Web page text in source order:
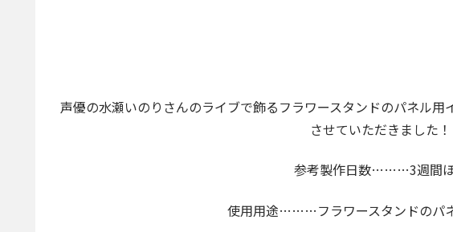
声優の水瀬いのりさんのライブで飾るフラワースタンドのパネル
させていただきました！
参考製作日数………3週間
使用用途………フラワースタンドのパ